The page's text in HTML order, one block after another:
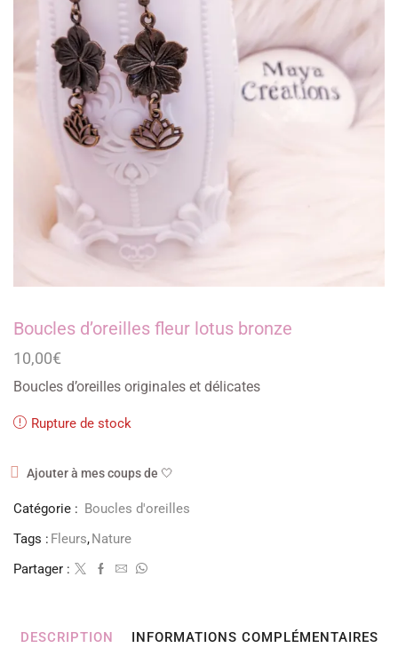
Boucles d’oreilles fleur lotus bronze
10,00€
Boucles d’oreilles originales et délicates
Rupture de stock
Ajouter à mes coups de 🤍
Catégorie : Boucles d'oreilles
Tags : Fleurs,Nature
Partager :
DESCRIPTION INFORMATIONS COMPLÉMENTAIRES